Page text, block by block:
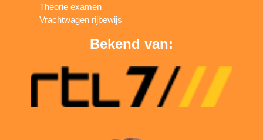
Theorie examen
Vrachtwagen rijbewijs
Bekend van: